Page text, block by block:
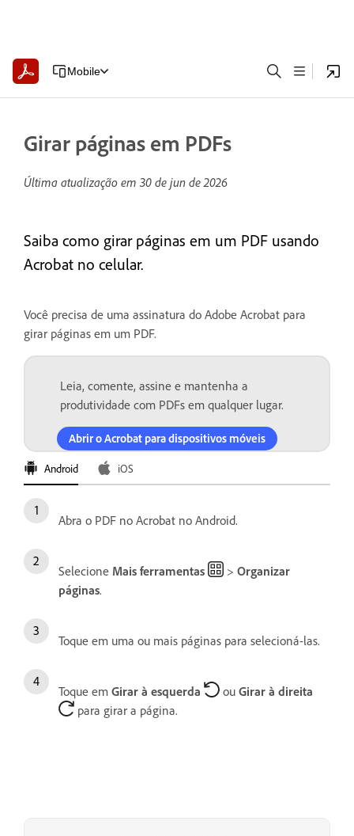
Mobile
Girar páginas em PDFs
Última atualização em 30 de jun de 2026
Saiba como girar páginas em um PDF usando
Acrobat no celular.
Você precisa de uma assinatura do Adobe Acrobat para
girar páginas em um PDF.
Leia, comente, assine e mantenha a
produtividade com PDFs em qualquer lugar.
Abrir o Acrobat para dispositivos móveis
Android iOS
Abra o PDF no Acrobat no Android.
Selecione Mais ferramentas > Organizar
páginas.
Toque em uma ou mais páginas para selecioná-las.
Toque em Girar à esquerda ou Girar à direita
para girar a página.